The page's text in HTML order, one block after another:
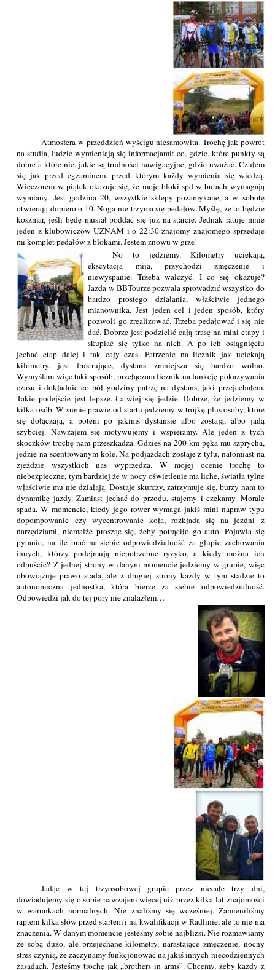
Atmosfera w przeddzień wyścigu niesamowita. Trochę jak powrót
na studia, ludzie wymieniają się informacjami: co, gdzie, które punkty są
dobre a które nie, jakie są trudności nawigacyjne, gdzie uważać. Czułem
się jak przed egzaminem, przed którym każdy wymienia się wiedzą.
Wieczorem w piątek okazuje się, że moje bloki spd w butach wymagają
wymiany. Jest godzina 20, wszystkie sklepy pozamykane, a w sobotę
otwierają dopiero o 10. Noga nie trzyma się pedałów. Myślę, że to będzie
koszmar, jeśli będę musiał poddać się już na starcie. Jednak ratuje mnie
jeden z klubowiczów UZNAM i o 22:30 znajomy znajomego sprzedaje
mi komplet pedałów z blokami. Jestem znowu w grze!
No to jedziemy. Kilometry uciekają,
ekscytacja mija, przychodzi zmęczenie i
niewyspanie. Trzeba walczyć. I co się okazuje?
Jazda w BBTourze pozwala sprowadzić wszystko do
bardzo prostego działania, właściwie jednego
mianownika. Jest jeden cel i jeden sposób, który
pozwoli go zrealizować. Trzeba pedałować i się nie
dać. Dobrze jest podzielić całą trasę na mini etapy i
skupiać się tylko na nich. A po ich osiągnięciu
jechać etap dalej i tak cały czas. Patrzenie na licznik jak uciekają
kilometry, jest frustrujące, dystans zmniejsza się bardzo wolno.
Wymyślam więc taki sposób, przełączam licznik na funkcję pokazywania
czasu i dokładnie co pół godziny patrzę na dystans, jaki przejechałem.
Takie podejście jest lepsze. Łatwiej się jedzie. Dobrze, że jedziemy w
kilka osób. W sumie prawie od startu jedziemy w trójkę plus osoby, które
się dołączają, a potem po jakimś dystansie albo zostają, albo jadą
szybciej. Nawzajem się motywujemy i wspieramy. Ale jeden z tych
skoczków trochę nam przeszkadza. Gdzieś na 200 km pęka mu szprycha,
jedzie na scentrowanym kole. Na podjazdach zostaje z tyłu, natomiast na
zjeździe wszystkich nas wyprzedza. W mojej ocenie trochę to
niebezpieczne, tym bardziej że w nocy oświetlenie ma liche, światła tylne
właściwie mu nie działają. Dostaje skurczy, zatrzymuje się, burzy nam to
dynamikę jazdy. Zamiast jechać do przodu, stajemy i czekamy. Morale
spada. W momencie, kiedy jego rower wymaga jakiś mini napraw typu
dopompowanie czy wycentrowanie koła, rozkłada się na jezdni z
narzędziami, niemalże prosząc się, żeby potrąciło go auto. Pojawia się
pytanie, na ile brać na siebie odpowiedzialność za głupie zachowania
innych, którzy podejmują niepotrzebne ryzyko, a kiedy można ich
odpuścić? Z jednej strony w danym momencie jedziemy w grupie, więc
obowiązuje prawo stada, ale z drugiej strony każdy w tym stadzie to
autonomiczna jednostka, która bierze za siebie odpowiedzialność.
Odpowiedzi jak do tej pory nie znalazłem…
Jadąc w tej trzyosobowej grupie przez niecałe trzy dni,
dowiadujemy się o sobie nawzajem więcej niż przez kilka lat znajomości
w warunkach normalnych. Nie znaliśmy się wcześniej. Zamieniliśmy
raptem kilka słów przed startem i na kwalifikacji w Radlinie, ale to nie ma
znaczenia. W danym momencie jesteśmy sobie najbliżsi. Nie rozmawiamy
ze sobą dużo, ale przejechane kilometry, narastające zmęczenie, nocny
stres czynią, że zaczynamy funkcjonować na jakiś innych niecodziennych
zasadach. Jesteśmy trochę jak „brothers in arms”. Chcemy, żeby każdy z